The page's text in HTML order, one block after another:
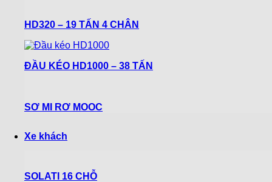
HD320 – 19 TẤN 4 CHÂN
ĐẦU KÉO HD1000 – 38 TẤN
SƠ MI RƠ MOOC
Xe khách
SOLATI 16 CHỖ